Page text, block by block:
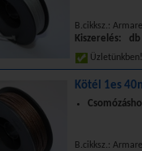
B.cikksz.:
Kiszerelés: db
Kötél 1es
B.cikksz.: